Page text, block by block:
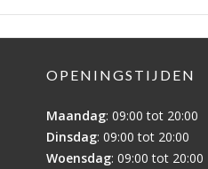
OPENINGSTIJDEN
Maandag: 09:00 tot 20:00
Dinsdag: 09:00 tot 20:00
Woensdag: 09:00 tot 20:00